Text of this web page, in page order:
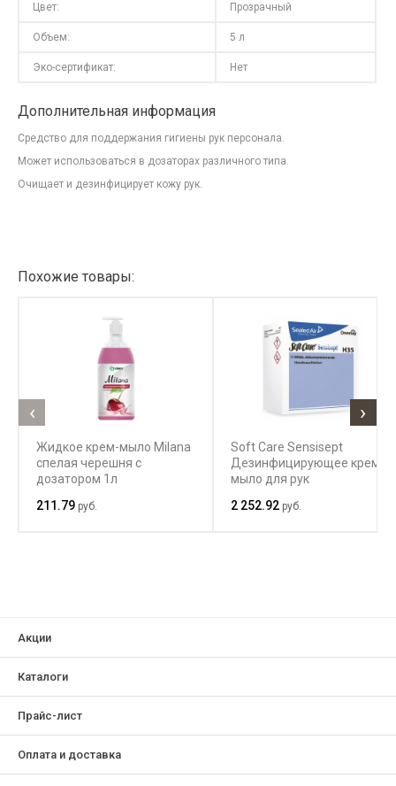
Цвет: Прозрачный
Объем: 5 л
Эко-сертификат: Нет
Дополнительная информация
Средство для поддержания гигиены рук персонала.
Может использоваться в дозаторах различного типа.
Очищает и дезинфицирует кожу рук.
Похожие товары:
Жидкое крем-мыло Milana
спелая черешня с
дозатором 1л
211.79 руб.
Soft Care Sensisept
Дезинфицирующее крем-
мыло для рук
2 252.92 руб.
‹ ›
Акции
Каталоги
Прайс-лист
Оплата и доставка